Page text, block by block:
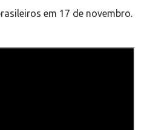
em 17 de novembro.